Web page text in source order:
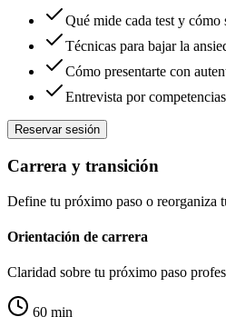
Qué mide cada test y cómo
Técnicas para bajar la
Cómo presentarte con
Entrevista por
Reservar sesión
Carrera y transición
Define tu próximo paso o reorganiza
Orientación de carrera
Claridad sobre tu próximo paso
60 min